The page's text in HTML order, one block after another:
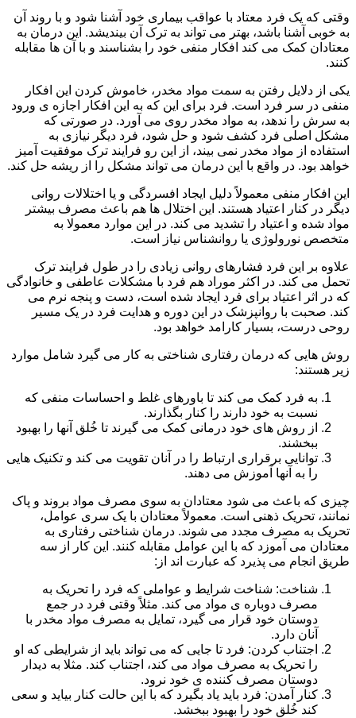
وقتی که یک فرد معتاد با عواقب بیماری خود آشنا شود و با روند آن
به خوبی آشنا باشد، بهتر می تواند به ترک آن بیندیشد. این درمان به
معتادان کمک می کند افکار منفی خود را بشناسند و با آن ها مقابله
کنند.
یکی از دلایل رفتن به سمت مواد مخدر، خاموش کردن این افکار
منفی در سر فرد است. فرد برای این که به این افکار اجازه ی ورود
به سرش را ندهد، به مواد مخدر روی می آورد. در صورتی که
مشکل اصلی فرد کشف شود و حل شود، فرد دیگر نیازی به
استفاده از مواد مخدر نمی بیند، از این رو فرایند ترک موفقیت آمیز
خواهد بود. در واقع با این درمان می تواند مشکل را از ریشه حل کند.
این افکار منفی معمولاً دلیل ایجاد افسردگی و یا اختلالات روانی
دیگر در کنار اعتیاد هستند. این اختلال ها هم باعث مصرف بیشتر
مواد شده و اعتیاد را تشدید می کند. در این موارد معمولا به
متخصص نورولوژی یا روانشناس نیاز است.
علاوه بر این فرد فشارهای روانی زیادی را در طول فرایند ترک
تحمل می کند. در اکثر موراد هم فرد با مشکلات عاطفی و خانوادگی
که در اثر اعتیاد برای فرد ایجاد شده است، دست و پنجه نرم می
کند. صحبت با روانپزشک در این دوره و هدایت فرد در یک مسیر
روحی درست، بسیار کارامد خواهد بود.
روش هایی که درمان رفتاری شناختی به کار می گیرد شامل موارد
زیر هستند:
به فرد کمک می کند تا باورهای غلط و احساسات منفی که
نسبت به خود دارند را کنار بگذارند.
از روش های خود درمانی کمک می گیرند تا خُلق آنها را بهبود
ببخشند.
توانایی برقراری ارتباط را در آنان تقویت می کند و تکنیک هایی
را به آنها آموزش می دهند.
چیزی که باعث می شود معتادان به سوی مصرف مواد بروند و پاک
نمانند، تحریک ذهنی است. معمولاً معتادان با یک سری عوامل،
تحریک به مصرف مجدد می شوند. درمان شناختی رفتاری به
معتادان می آموزد که با این عوامل مقابله کنند. این کار از سه
طریق انجام می پذیرد که عبارت اند از:
شناخت: شناخت شرایط و عواملی که فرد را تحریک به
مصرف دوباره ی مواد می کند. مثلاً وقتی فرد در جمع
دوستان خود قرار می گیرد، تمایل به مصرف مواد مخدر با
آنان دارد.
اجتناب کردن: فرد تا جایی که می تواند باید از شرایطی که او
را تحریک به مصرف مواد می کند، اجتناب کند. مثلا به دیدار
دوستان مصرف کننده ی خود نرود.
کنار آمدن: فرد باید یاد بگیرد که با این حالت کنار بیاید و سعی
کند خُلق خود را بهبود ببخشد.